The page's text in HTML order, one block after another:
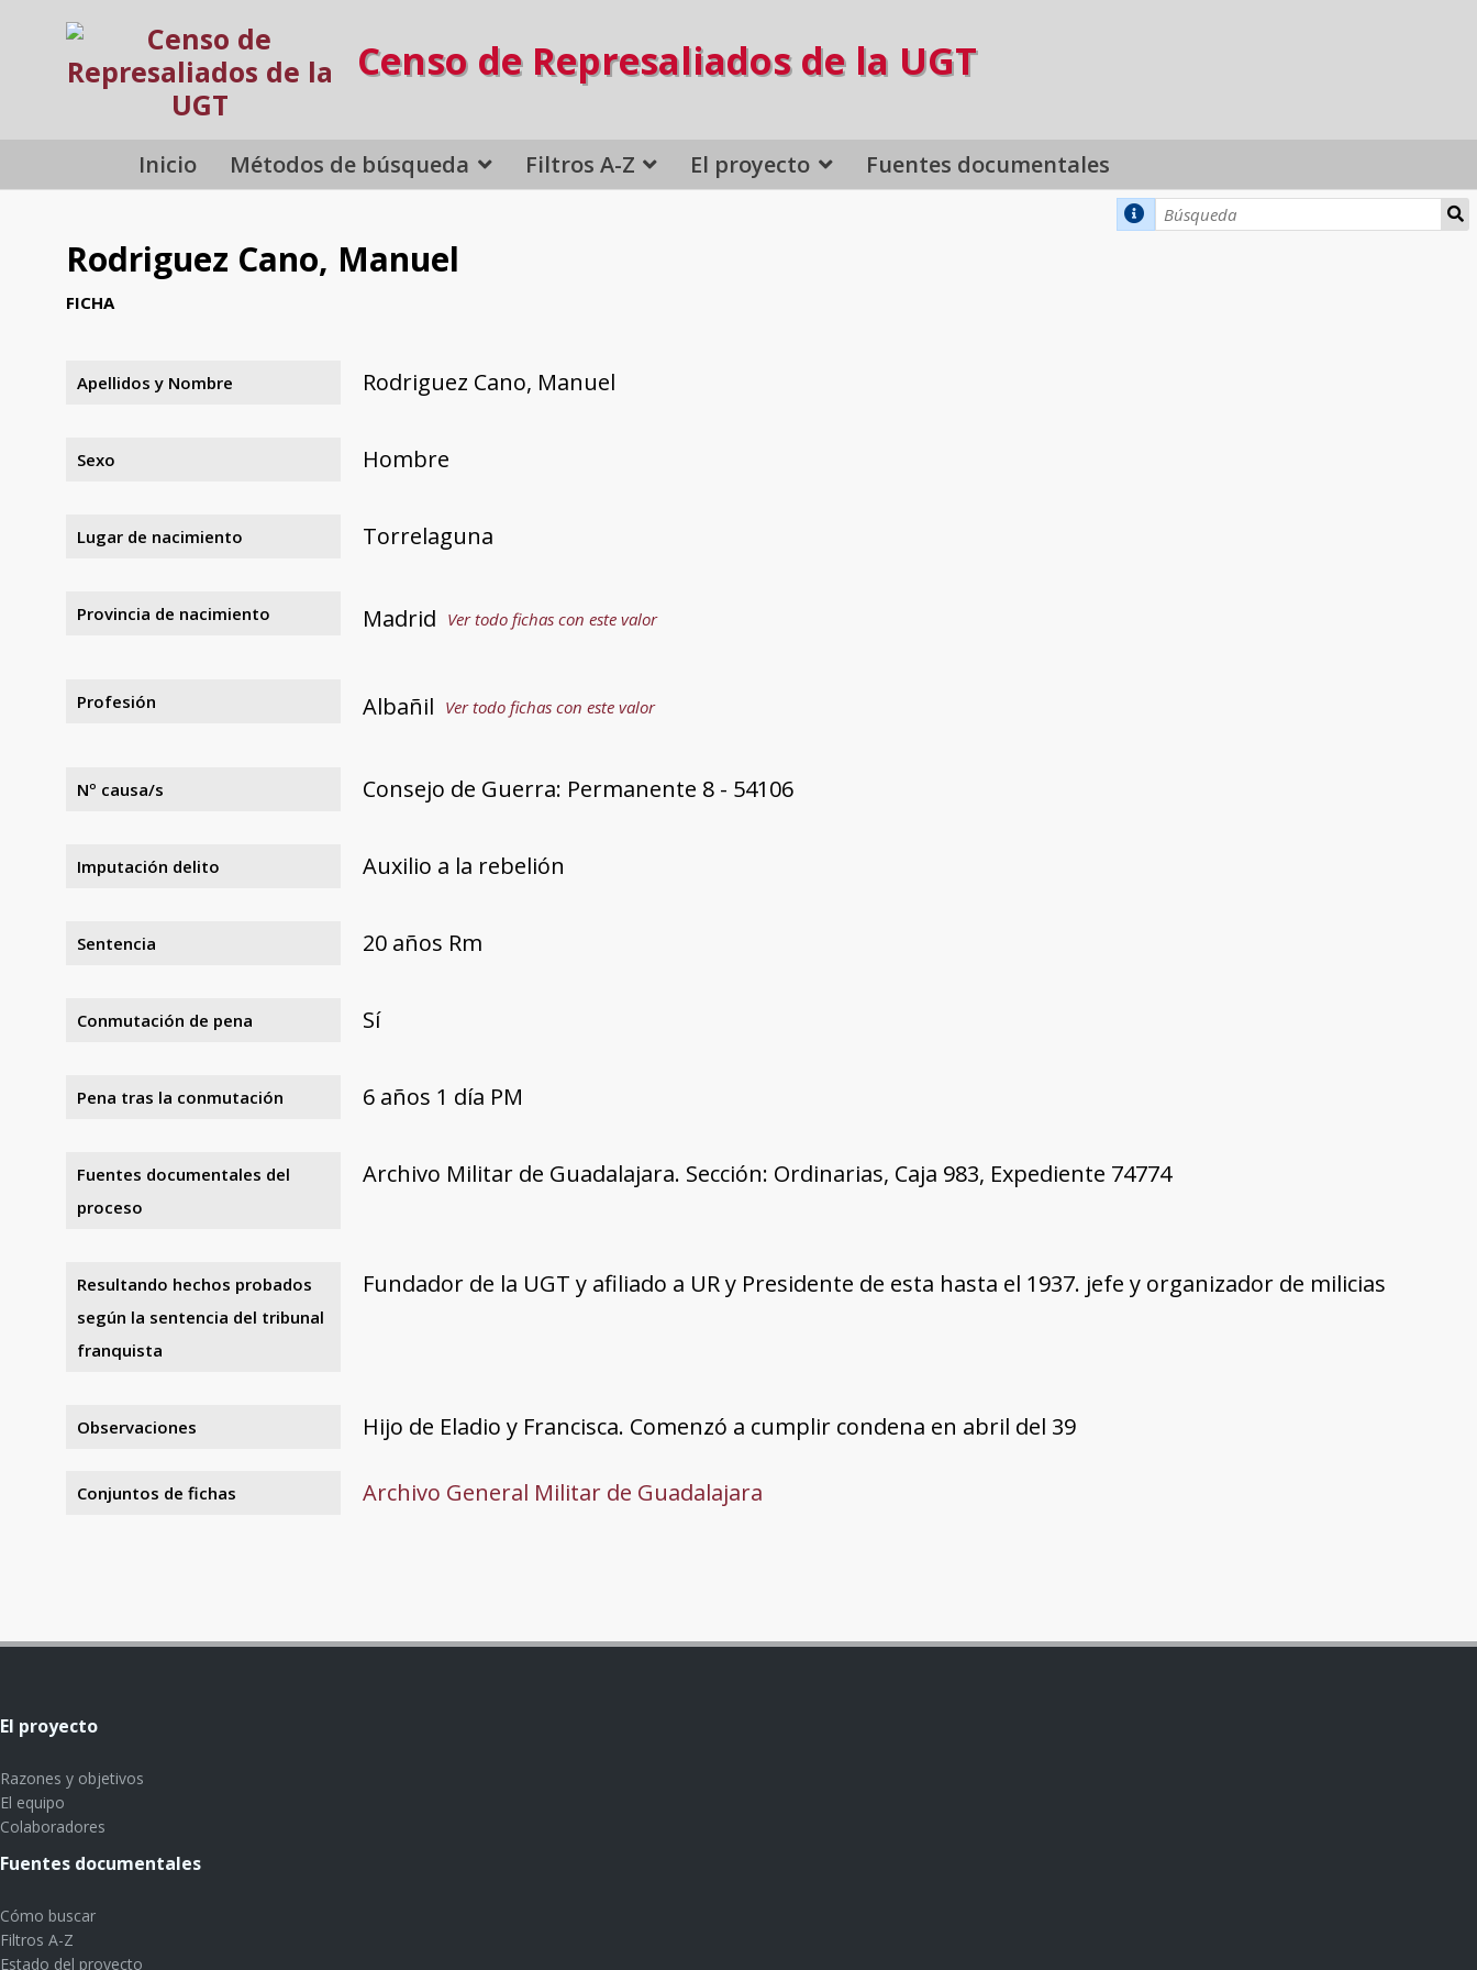
Censo de Represaliados de la UGT
Inicio Métodos de búsqueda Filtros A-Z El proyecto Fuentes documentales
Rodriguez Cano, Manuel
FICHA
Apellidos y Nombre Rodriguez Cano, Manuel
Sexo Hombre
Lugar de nacimiento Torrelaguna
Provincia de nacimiento Madrid Ver todo fichas con este valor
Profesión Albañil Ver todo fichas con este valor
Nº causa/s Consejo de Guerra: Permanente 8 - 54106
Imputación delito Auxilio a la rebelión
Sentencia 20 años Rm
Conmutación de pena Sí
Pena tras la conmutación 6 años 1 día PM
Fuentes documentales del
proceso
Archivo Militar de Guadalajara. Sección: Ordinarias, Caja 983, Expediente 74774
Resultando hechos probados
según la sentencia del tribunal
franquista
Fundador de la UGT y afiliado a UR y Presidente de esta hasta el 1937. jefe y organizador de milicias
Observaciones Hijo de Eladio y Francisca. Comenzó a cumplir condena en abril del 39
Conjuntos de fichas Archivo General Militar de Guadalajara
El proyecto
Razones y objetivos
El equipo
Colaboradores
Fuentes documentales
Cómo buscar
Filtros A-Z
Estado del proyecto